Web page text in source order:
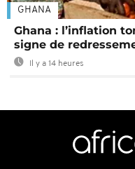
GHANA
Ghana : l’inflation
signe de
Il y a 14 heures